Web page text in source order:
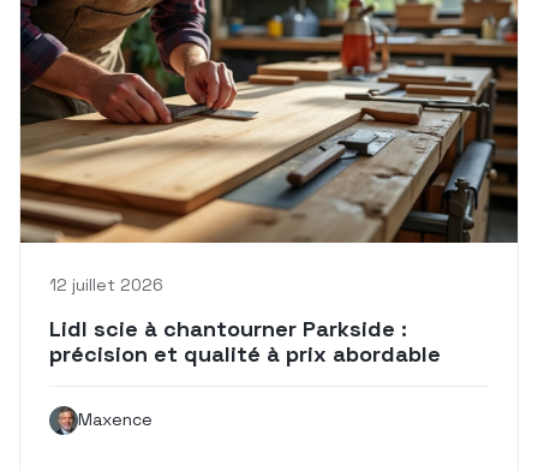
12 juillet 2026
Lidl scie à chantourner Parkside :
précision et qualité à prix abordable
Maxence